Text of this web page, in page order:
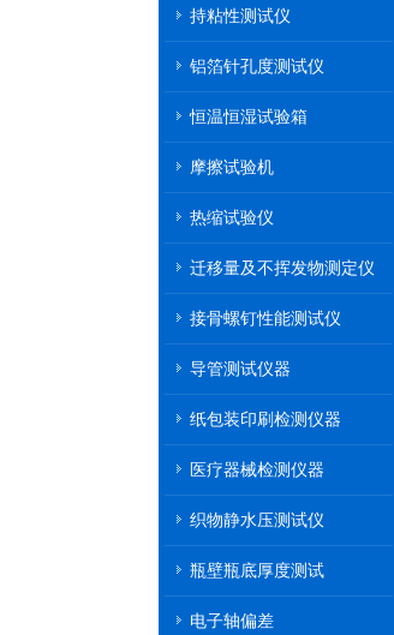
持粘性测试仪
铝箔针孔度测试仪
恒温恒湿试验箱
摩擦试验机
热缩试验仪
迁移量及不挥发物测定仪
接骨螺钉性能测试仪
导管测试仪器
纸包装印刷检测仪器
医疗器械检测仪器
织物静水压测试仪
瓶壁瓶底厚度测试
电子轴偏差